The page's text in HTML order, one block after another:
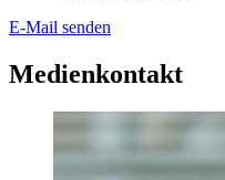
E-Mail senden
Medienkontakt